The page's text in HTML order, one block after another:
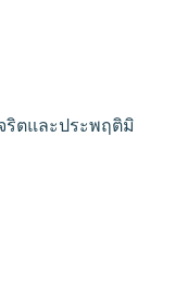
ริตและประพฤติมิ